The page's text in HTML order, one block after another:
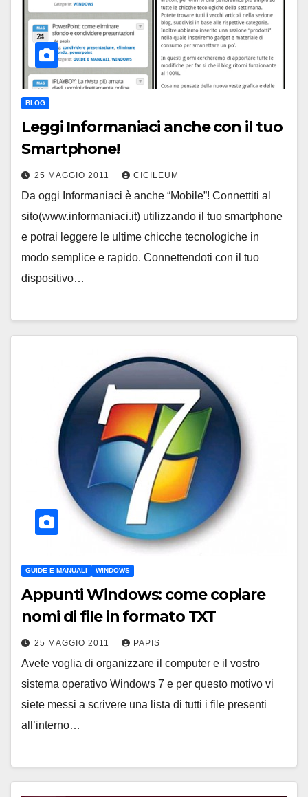
BLOG
Leggi Informaniaci anche con il tuo
Smartphone!
25 MAGGIO 2011 CICILEUM
Da oggi Informaniaci è anche “Mobile”! Connettiti al
sito(www.informaniaci.it) utilizzando il tuo smartphone
e potrai leggere le ultime chicche tecnologiche in
modo semplice e rapido. Connettendoti con il tuo
dispositivo…
GUIDE E MANUALI WINDOWS
Appunti Windows: come copiare
nomi di file in formato TXT
25 MAGGIO 2011 PAPIS
Avete voglia di organizzare il computer e il vostro
sistema operativo Windows 7 e per questo motivo vi
siete messi a scrivere una lista di tutti i file presenti
all’interno…